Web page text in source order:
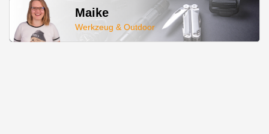
Maike
Werkzeug & Outdoor